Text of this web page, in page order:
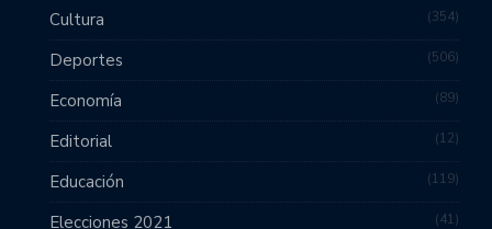
Cultura 354
Deportes 506
Economía 89
Editorial 12
Educación 119
Elecciones 2021 41